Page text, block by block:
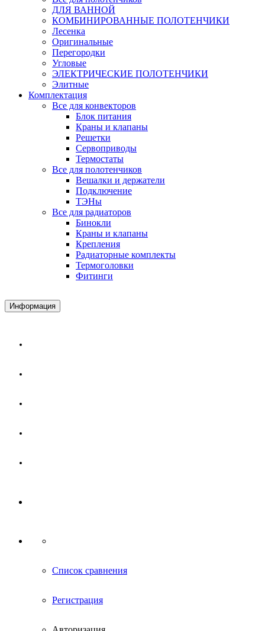
ДЛЯ ВАННОЙ
КОМБИНИРОВАННЫЕ ПОЛОТЕНЧИКИ
Лесенка
Оригинальные
Перегородки
Угловые
ЭЛЕКТРИЧЕСКИЕ ПОЛОТЕНЧИКИ
Элитные
Комплектация
Все для конвекторов
Блок питания
Краны и клапаны
Решетки
Сервоприводы
Термостаты
Все для полотенчиков
Вешалки и держатели
Подключение
ТЭНы
Все для радиаторов
Бинокли
Краны и клапаны
Крепления
Радиаторные комплекты
Термоголовки
Фитинги
Информация
Список сравнения
Регистрация